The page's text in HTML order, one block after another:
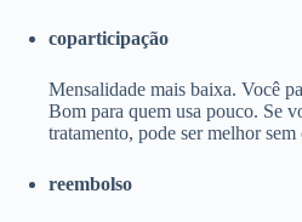
coparticipação
Mensalidade mais baixa. Você
Bom para quem usa pouco. Se
tratamento, pode ser melhor
reembolso